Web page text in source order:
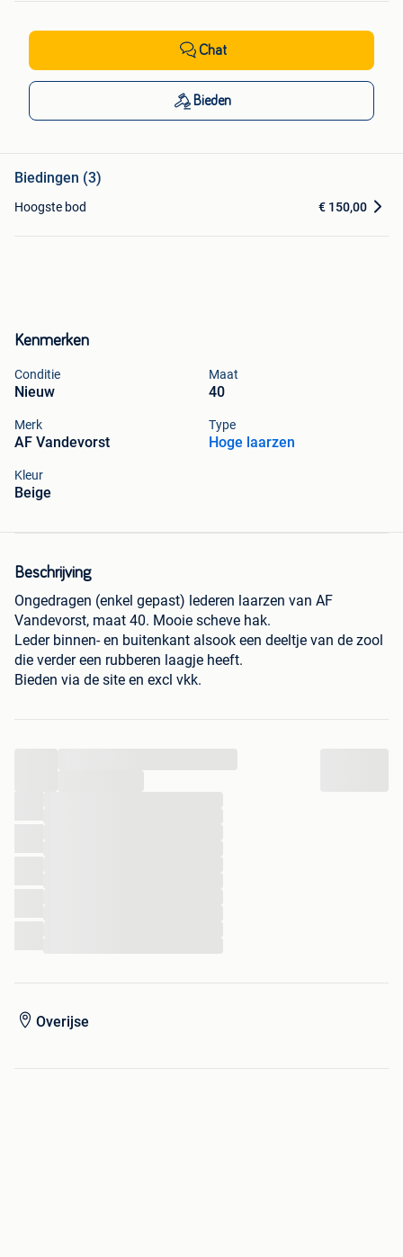
Kenmerken
Conditie
Nieuw
Maat
40
Merk
AF Vandevorst
Type
Hoge laarzen
Kleur
Beige
Beschrijving
Ongedragen (enkel gepast) lederen laarzen van AF
Vandevorst, maat 40. Mooie scheve hak.
Leder binnen- en buitenkant alsook een deeltje van de zool
die verder een rubberen laagje heeft.
Bieden via de site en excl vkk.
Overijse
Chat
Bieden
Biedingen (3)
Hoogste bod € 150,00